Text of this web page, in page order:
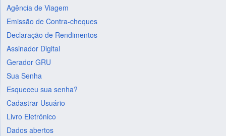
Agência de Viagem
Emissão de Contra-cheques
Declaração de Rendimentos
Assinador Digital
Gerador GRU
Sua Senha
Esqueceu sua senha?
Cadastrar Usuário
Livro Eletrônico
Dados abertos